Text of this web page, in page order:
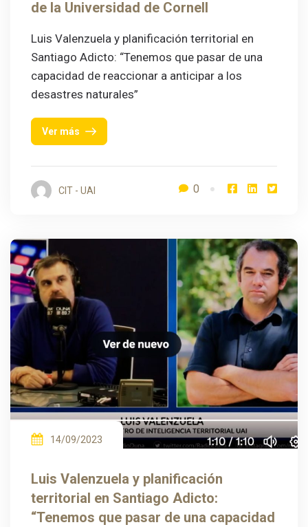
de la Universidad de Cornell
Luis Valenzuela y planificación territorial en
Santiago Adicto: “Tenemos que pasar de una
capacidad de reaccionar a anticipar a los
desastres naturales”
Ver más
CIT - UAI 0
14/09/2023
Luis Valenzuela y planificación
territorial en Santiago Adicto:
“Tenemos que pasar de una capacidad